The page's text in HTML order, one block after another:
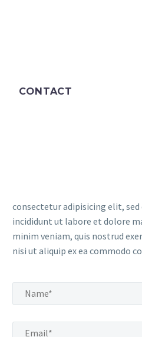
CONTACT
consectetur adipisicing elit,
incididunt ut labore et dolore
minim veniam, quis nostrud
nisi ut aliquip ex ea commodo